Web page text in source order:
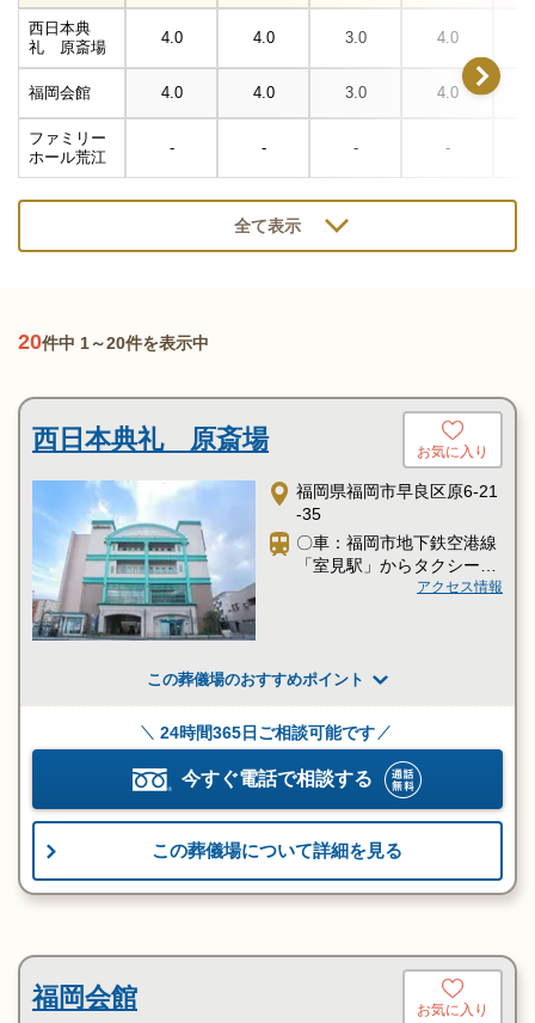
西日本典
礼 原斎場
4.0 4.0 3.0 4.0
福岡会館 4.0 4.0 3.0 4.0
ファミリー
ホール荒江
- - - -
全て表示
20件中 1～20件を表示中
西日本典礼 原斎場 お気に入り
福岡県福岡市早良区原6-21
-35
〇車：福岡市地下鉄空港線
「室見駅」からタクシー約
アクセス情報
この葬儀場のおすすめポイント
24時間365日ご相談可能です
今すぐ電話で相談する
この葬儀場について詳細を見る
福岡会館 お気に入り